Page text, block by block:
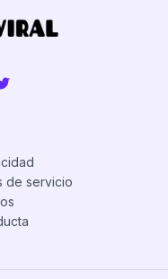
de servicio